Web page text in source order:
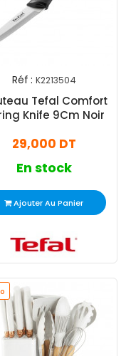
Réf : K2213504
Tefal Comfort
Knife 9Cm Noir
29,000 DT
En stock
Ajouter Au Panier